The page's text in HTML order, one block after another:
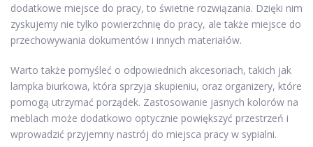
dodatkowe miejsce do pracy, to świetne rozwiązania. Dzięki nim
zyskujemy nie tylko powierzchnię do pracy, ale także miejsce do
przechowywania dokumentów i innych materiałów.
Warto także pomyśleć o odpowiednich akcesoriach, takich jak
lampka biurkowa, która sprzyja skupieniu, oraz organizery, które
pomogą utrzymać porządek. Zastosowanie jasnych kolorów na
meblach może dodatkowo optycznie powiększyć przestrzeń i
wprowadzić przyjemny nastrój do miejsca pracy w sypialni.